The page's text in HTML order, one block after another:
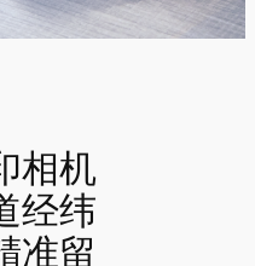
相机
经纬
准留